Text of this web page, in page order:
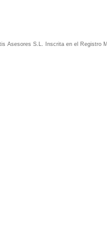
Asesores S.L. Inscrita en el Registro